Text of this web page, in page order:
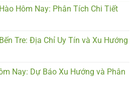
Hôm Nay: Phân Tích Chi Tiết
Tre: Địa Chỉ Uy Tín và Xu Hướng
Nay: Dự Báo Xu Hướng và Phân